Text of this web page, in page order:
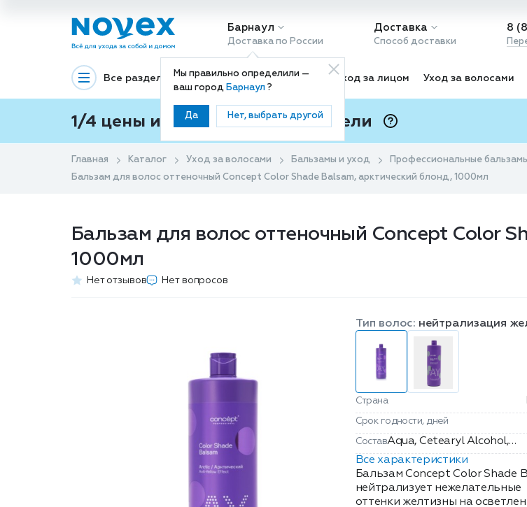
Барнаул
Доставка по России
Мы правильно определили —
ваш город Барнаул?
Да Нет, выбрать другой
Доставка
Способ доставки
8
Все разделы Декоративная косметика Уход за лицом Уход за волосами
1/4 цены и покупки ваши с Подели
Главная Каталог Уход за волосами Бальзамы и уход
Профессиональные
Бальзам для волос оттеночный Concept Color Shade Balsam, арктический блонд, 1000мл
Бальзам для волос оттеночный Concept Color
1000мл
Нет отзывов Нет вопросов
Тип волос: нейтрализация
Страна
Срок годности, дней
СоставAqua, Cetearyl Alcohol,
Ethoxydiglycol, Propylene
Ceteareth-23,
Chloride, Decyl Glucoside,
Dicocoyl Pentaerythrityl
Все характеристики
Бальзам Concept Color Shade
нейтрализует нежелательные
оттенки желтизны на